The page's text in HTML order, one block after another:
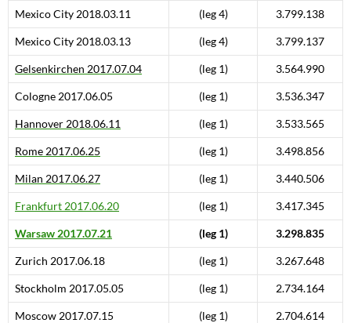
Mexico City 2018.03.11 (leg 4) 3.799.138
Mexico City 2018.03.13 (leg 4) 3.799.137
Gelsenkirchen 2017.07.04 (leg 1) 3.564.990
Cologne 2017.06.05 (leg 1) 3.536.347
Hannover 2018.06.11 (leg 1) 3.533.565
Rome 2017.06.25 (leg 1) 3.498.856
Milan 2017.06.27 (leg 1) 3.440.506
Frankfurt 2017.06.20 (leg 1) 3.417.345
Warsaw 2017.07.21 (leg 1) 3.298.835
Zurich 2017.06.18 (leg 1) 3.267.648
Stockholm 2017.05.05 (leg 1) 2.734.164
Moscow 2017.07.15 (leg 1) 2.704.614